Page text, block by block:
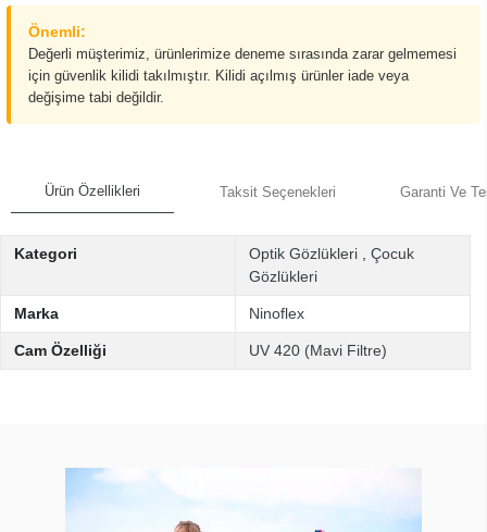
Önemli:
Değerli müşterimiz, ürünlerimize deneme sırasında zarar gelmemesi
için güvenlik kilidi takılmıştır. Kilidi açılmış ürünler iade veya
değişime tabi değildir.
Ürün Özellikleri Taksit Seçenekleri Garanti Ve
Kategori Optik Gözlükleri
Çocuk
Gözlükleri
Marka Ninoflex
Cam Özelliği UV 420 (Mavi Filtre)